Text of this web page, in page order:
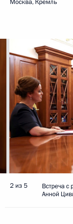
Москва, Кремль
2 из 5
Встреча с
Анной